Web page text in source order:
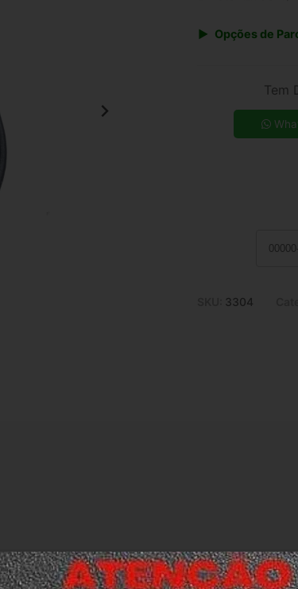
Opções de
7x de R$ 24,58
9x de R$ 19,62
Tem
3304